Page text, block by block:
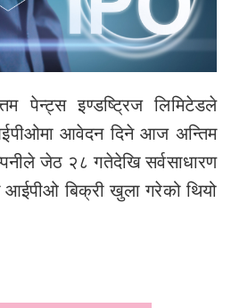
पेन्ट्स इण्डष्ट्रिज लिमिटेडले
आवेदन दिने आज अन्तिम
जेठ २८ गतेदेखि सर्वसाधारण
आईपीओ बिक्री खुला गरेको थियो